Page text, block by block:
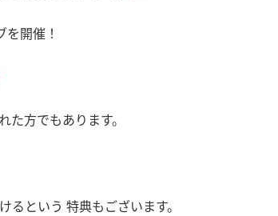
開催！
方でもあります。
という 特典もございます。